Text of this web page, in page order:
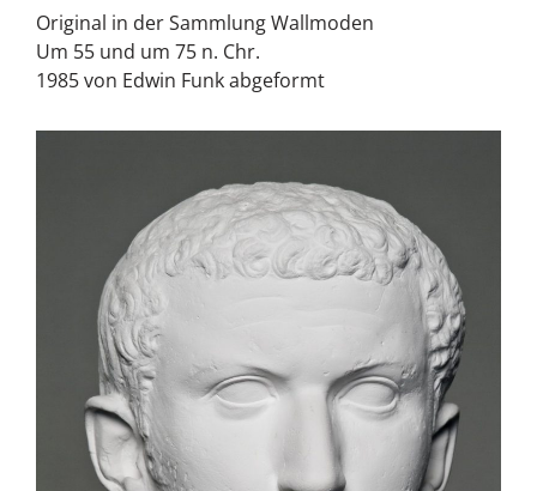
Original in der Sammlung Wallmoden
Um 55 und um 75 n. Chr.
1985 von Edwin Funk abgeformt